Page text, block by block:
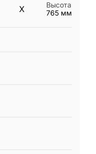
X
Высота
765 мм